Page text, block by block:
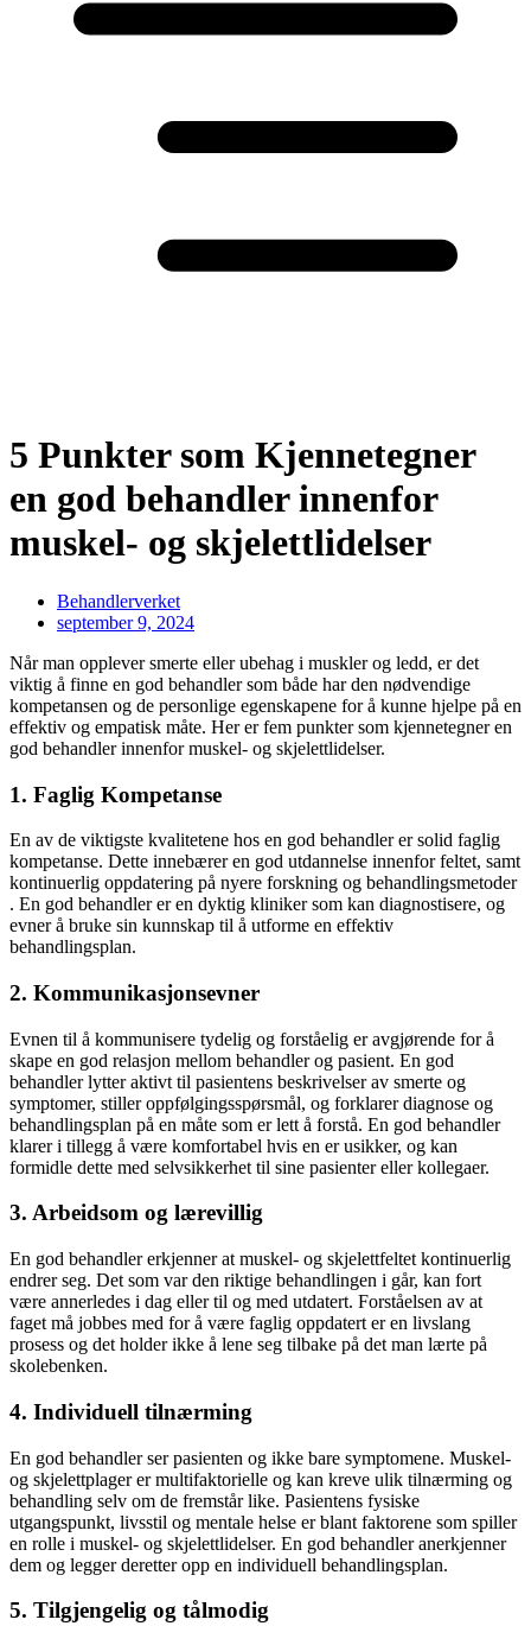
5 Punkter som Kjennetegner
en god behandler innenfor
muskel- og skjelettlidelser
Behandlerverket
september 9, 2024
Når man opplever smerte eller ubehag i muskler og ledd, er det
viktig å finne en god behandler som både har den nødvendige
kompetansen og de personlige egenskapene for å kunne hjelpe på en
effektiv og empatisk måte. Her er fem punkter som kjennetegner en
god behandler innenfor muskel- og skjelettlidelser.
1. Faglig Kompetanse
En av de viktigste kvalitetene hos en god behandler er solid faglig
kompetanse. Dette innebærer en god utdannelse innenfor feltet, samt
kontinuerlig oppdatering på nyere forskning og behandlingsmetoder
. En god behandler er en dyktig kliniker som kan diagnostisere, og
evner å bruke sin kunnskap til å utforme en effektiv
behandlingsplan.
2. Kommunikasjonsevner
Evnen til å kommunisere tydelig og forståelig er avgjørende for å
skape en god relasjon mellom behandler og pasient. En god
behandler lytter aktivt til pasientens beskrivelser av smerte og
symptomer, stiller oppfølgingsspørsmål, og forklarer diagnose og
behandlingsplan på en måte som er lett å forstå. En god behandler
klarer i tillegg å være komfortabel hvis en er usikker, og kan
formidle dette med selvsikkerhet til sine pasienter eller kollegaer.
3. Arbeidsom og lærevillig
En god behandler erkjenner at muskel- og skjelettfeltet kontinuerlig
endrer seg. Det som var den riktige behandlingen i går, kan fort
være annerledes i dag eller til og med utdatert. Forståelsen av at
faget må jobbes med for å være faglig oppdatert er en livslang
prosess og det holder ikke å lene seg tilbake på det man lærte på
skolebenken.
4. Individuell tilnærming
En god behandler ser pasienten og ikke bare symptomene. Muskel-
og skjelettplager er multifaktorielle og kan kreve ulik tilnærming og
behandling selv om de fremstår like. Pasientens fysiske
utgangspunkt, livsstil og mentale helse er blant faktorene som spiller
en rolle i muskel- og skjelettlidelser. En god behandler anerkjenner
dem og legger deretter opp en individuell behandlingsplan.
5. Tilgjengelig og tålmodig